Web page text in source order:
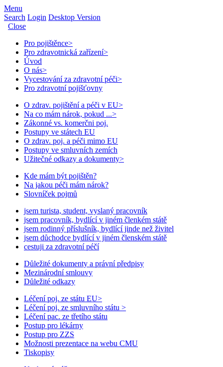
Menu
Search Login Desktop Version
Close
Pro pojištěnce>
Pro zdravotnická zařízení>
Úvod
O nás>
Vycestování za zdravotní péči>
Pro zdravotní pojišťovny
O zdrav. pojištění a péči v EU>
Na co mám nárok, pokud ...>
Zákonné vs. komerčni poj.
Postupy ve státech EU
O zdrav. poj. a péči mimo EU
Postupy ve smluvních zemích
Užitečné odkazy a dokumenty>
Kde mám být pojištěn?
Na jakou péči mám nárok?
Slovníček pojmů
jsem turista, student, vyslaný pracovník
jsem pracovník, bydlící v jiném členkém státě
jsem rodinný příslušník, bydlící jinde než živitel
jsem důchodce bydlící v jiném členském státě
cestuji za zdravotní péčí
Důležité dokumenty a právní předpisy
Mezinárodní smlouvy
Důležité odkazy
Léčení poj. ze státu EU>
Léčení poj. ze smluvního státu >
Léčení pac. ze třetího státu
Postup pro lékárny
Postup pro ZZS
Možnosti prezentace na webu CMU
Tiskopisy